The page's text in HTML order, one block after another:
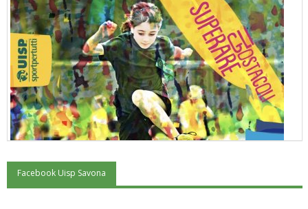
"Superare gli ostacoli": la relazione di Tiziano Pesce al CN Uisp
Facebook Uisp Savona